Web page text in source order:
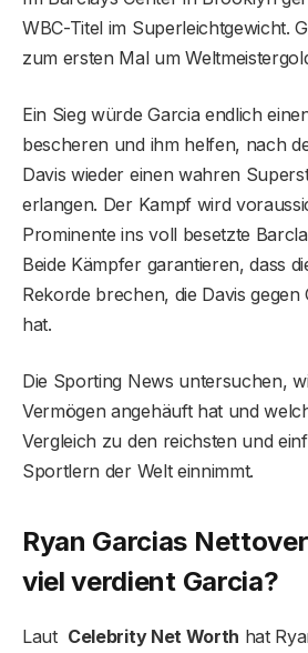
WBC-Titel im Superleichtgewicht.
zum ersten Mal um
Ein Sieg würde Garcia endlich
bescheren und ihm helfen, nach
Davis wieder einen wahren
erlangen. Der Kampf wird
Prominente ins voll besetzte
Beide Kämpfer garantieren, dass
Rekorde brechen, die Davis gegen
hat.
Die Sporting News untersuchen,
Vermögen angehäuft hat und
Vergleich zu den reichsten und
Sportlern der Welt einnimmt.
Ryan Garcias
viel verdient Garcia?
Laut Celebrity Net Worth hat